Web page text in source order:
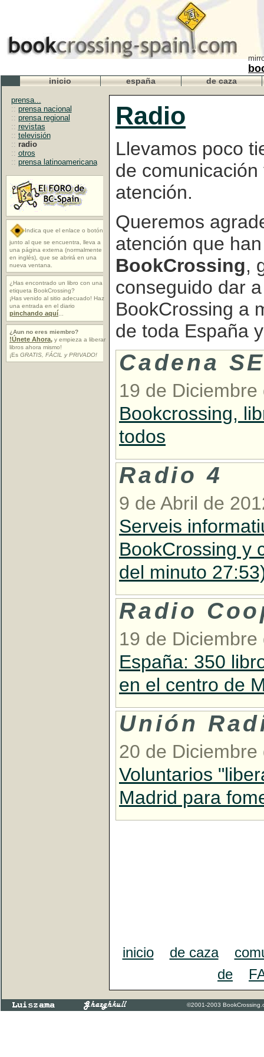
inicio españa de caza
prensa...
:: prensa nacional
:: prensa regional
:: revistas
:: televisión
:: radio
:: otros
:: prensa latinoamericana
Indica que el enlace o botón
junto al que se encuentra, lleva a
una página externa (normalmente
en inglés), que se abrirá en una
nueva ventana.
¿Has encontrado un libro con una
etiqueta BookCrossing?
¡Has venido al sitio adecuado! Haz
una entrada en el diario
pinchando aquí
¿Aun no eres miembro?
!Únete Ahora, y empieza a liberar
libros ahora mismo!
¡Es GRATIS, FÁCIL y PRIVADO!
Radio
Llevamos poco
de
atención.
Queremos
atención que
BookCrossing,
conseguido dar
BookCrossing a
de toda España
Cadena
19 de Diciembre
Bookcrossing,
todos
Radio 4
9 de Abril de
Serveis
BookCrossing y
del minuto
Radio
19 de Diciembre
España: 350
en el centro de
Unión
20 de Diciembre
Voluntarios
Madrid para
inicio de caza
de
©2001-2003